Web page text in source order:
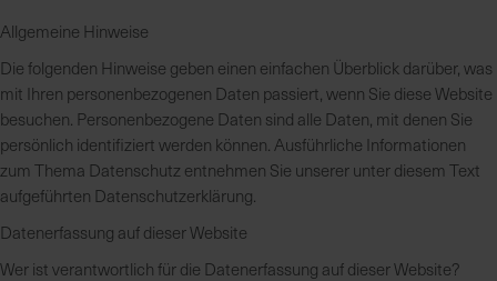
P
o
d
u
k
t
i
o
n
Allgemeine Hinweise
Die folgenden Hinweise geben einen einfachen Überblick darüber, was
mit Ihren personenbezogenen Daten passiert, wenn Sie diese Website
besuchen. Personenbezogene Daten sind alle Daten, mit denen Sie
persönlich identifiziert werden können. Ausführliche Informationen
zum Thema Datenschutz entnehmen Sie unserer unter diesem Text
aufgeführten Datenschutzerklärung.
Datenerfassung auf dieser Website
Wer ist verantwortlich für die Datenerfassung auf dieser Website?